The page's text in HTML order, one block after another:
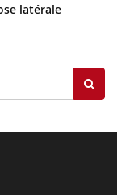
latérale